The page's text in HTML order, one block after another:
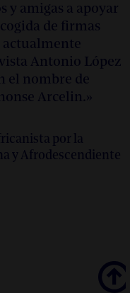
y amigas a apoyar
de firmas
actualmente
Antonio López
el nombre de
Arcelin.»
por la
y Afrodescendiente
Scroll